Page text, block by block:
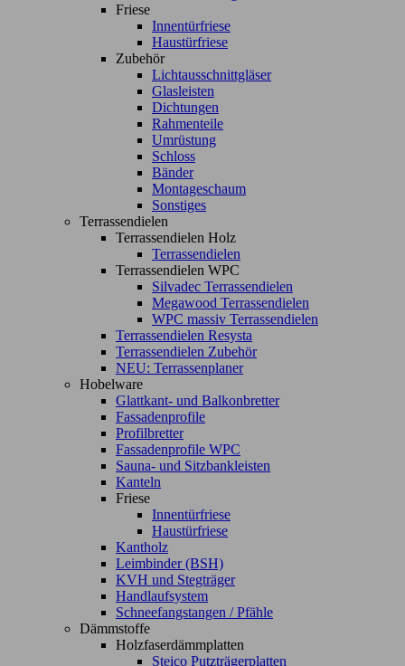
Friese
Innentürfriese
Haustürfriese
Zubehör
Lichtausschnittgläser
Glasleisten
Dichtungen
Rahmenteile
Umrüstung
Schloss
Bänder
Montageschaum
Sonstiges
Terrassendielen
Terrassendielen Holz
Terrassendielen
Terrassendielen WPC
Silvadec Terrassendielen
Megawood Terrassendielen
WPC massiv Terrassendielen
Terrassendielen Resysta
Terrassendielen Zubehör
NEU: Terrassenplaner
Hobelware
Glattkant- und Balkonbretter
Fassadenprofile
Profilbretter
Fassadenprofile WPC
Sauna- und Sitzbankleisten
Kanteln
Friese
Innentürfriese
Haustürfriese
Kantholz
Leimbinder (BSH)
KVH und Stegträger
Handlaufsystem
Schneefangstangen / Pfähle
Dämmstoffe
Holzfaserdämmplatten
Steico Putzträgerplatten